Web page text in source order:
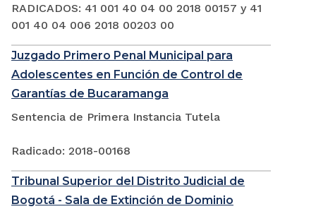
RADICADOS: 41 001 40 04 00 2018 00157 y 41
001 40 04 006 2018 00203 00
Juzgado Primero Penal Municipal para
Adolescentes en Función de Control de
Garantías de Bucaramanga
Sentencia de Primera Instancia Tutela
Radicado: 2018-00168
Tribunal Superior del Distrito Judicial de
Bogotá - Sala de Extinción de Dominio